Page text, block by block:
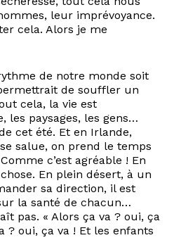
leur imprévoyance.
cela. Alors je me
de notre monde soit
de souffler un
cela, la vie est
les paysages, les gens…
cet été. Et en Irlande,
salue, on prend le temps
c’est agréable ! En
En plein désert, à un
sa direction, il est
la santé de chacun…
pas. « Alors ça va ? oui, ça
? oui, ça va ! Et les enfants